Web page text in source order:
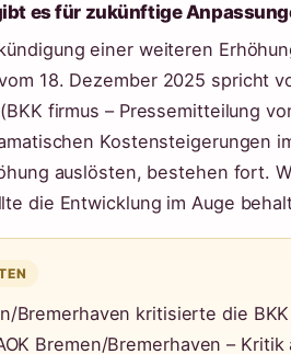
es für zukünftige
einer weiteren
18. Dezember 2025 spricht
firmus – Pressemitteilung
Kostensteigerungen
auslösten, bestehen fort.
die Entwicklung im Auge
Bremerhaven kritisierte die
Bremen/Bremerhaven – Kritik